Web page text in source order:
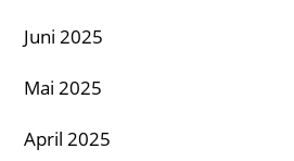
Juni 2025
Mai 2025
April 2025